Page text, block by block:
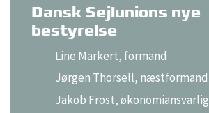
Dansk Sejlunions nye
bestyrelse
Line Markert, formand
Jørgen Thorsell, næstformand
Jakob Frost, økonomiansvarlig